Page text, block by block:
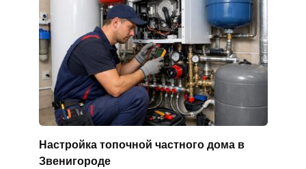
Настройка топочной частного дома в
Звенигороде